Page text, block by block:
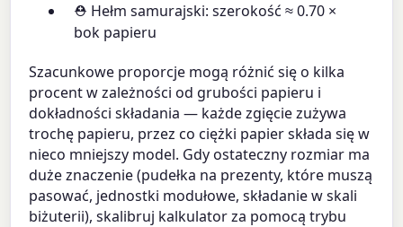
⛑ Hełm samurajski: szerokość ≈ 0.70 ×
bok papieru
Szacunkowe proporcje mogą różnić się o kilka
procent w zależności od grubości papieru i
dokładności składania — każde zgięcie zużywa
trochę papieru, przez co ciężki papier składa się w
nieco mniejszy model. Gdy ostateczny rozmiar ma
duże znaczenie (pudełka na prezenty, które muszą
pasować, jednostki modułowe, składanie w skali
biżuterii), skalibruj kalkulator za pomocą trybu